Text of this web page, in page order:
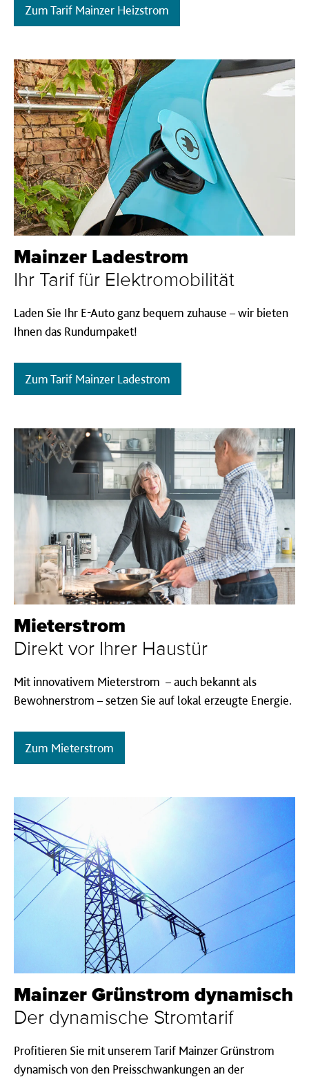
Zum Tarif Mainzer Heizstrom
Mainzer Ladestrom
Ihr Tarif für Elektromobilität
Laden Sie Ihr E-Auto ganz bequem zuhause – wir bieten
Ihnen das Rundumpaket!
Zum Tarif Mainzer Ladestrom
Mieterstrom
Direkt vor Ihrer Haustür
Mit innovativem Mieterstrom – auch bekannt als
Bewohnerstrom – setzen Sie auf lokal erzeugte Energie.
Zum Mieterstrom
Mainzer Grünstrom dynamisch
Der dynamische Stromtarif
Profitieren Sie mit unserem Tarif Mainzer Grünstrom
dynamischvon den Preisschwankungen an der